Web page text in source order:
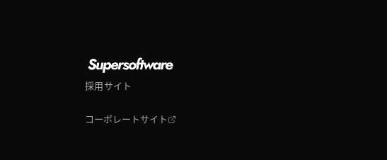
採用サイト
コーポレートサイト